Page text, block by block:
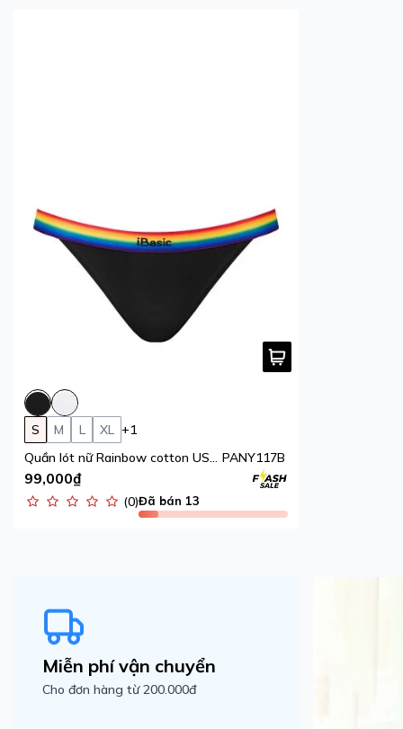
S M L XL +1
Quần lót nữ Rainbow cotton USA iBasic kháng khuẩn lưng sọc loang phom tanga PANY117B
99,000₫
(0)Đã bán 13
Miễn phí vận chuyển
Cho đơn hàng từ 200.000đ